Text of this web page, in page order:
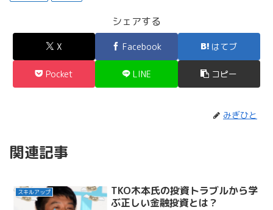
シェアする
X Facebook はてブ
Pocket LINE コピー
みぎひと
関連記事
スキルアップ
TKO木本氏の投資トラブルから学
ぶ正しい金融投資とは？